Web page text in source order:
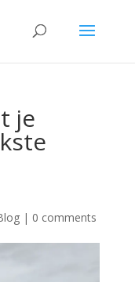
je
| 0 comments